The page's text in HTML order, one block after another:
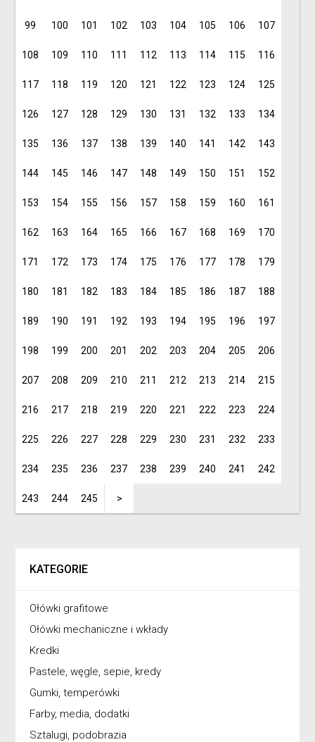
99 100 101 102 103 104 105 106 107
108 109 110 111 112 113 114 115 116
117 118 119 120 121 122 123 124 125
126 127 128 129 130 131 132 133 134
135 136 137 138 139 140 141 142 143
144 145 146 147 148 149 150 151 152
153 154 155 156 157 158 159 160 161
162 163 164 165 166 167 168 169 170
171 172 173 174 175 176 177 178 179
180 181 182 183 184 185 186 187 188
189 190 191 192 193 194 195 196 197
198 199 200 201 202 203 204 205 206
207 208 209 210 211 212 213 214 215
216 217 218 219 220 221 222 223 224
225 226 227 228 229 230 231 232 233
234 235 236 237 238 239 240 241 242
243 244 245 >
KATEGORIE
Ołówki grafitowe
Ołówki mechaniczne i wkłady
Kredki
Pastele, węgle, sepie, kredy
Gumki, temperówki
Farby, media, dodatki
Sztalugi, podobrazia